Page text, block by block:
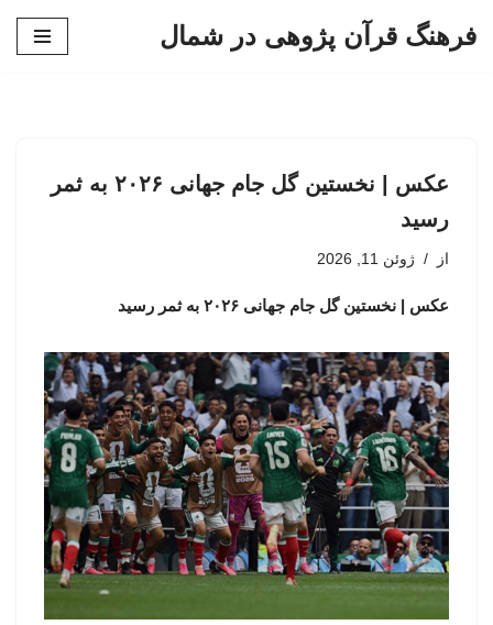
فرهنگ قرآن پژوهی در شمال
عکس | نخستین گل جام جهانی ۲۰۲۶ به ثمر
رسید
از ژوئن 11, 2026
عکس | نخستین گل جام جهانی ۲۰۲۶ به ثمر رسید